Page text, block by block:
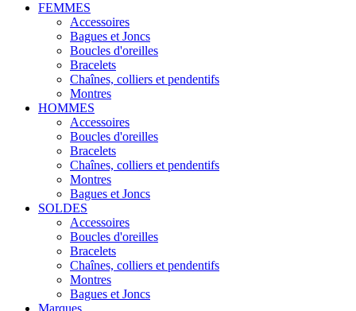
FEMMES
Accessoires
Bagues et Joncs
Boucles d'oreilles
Bracelets
Chaînes, colliers et pendentifs
Montres
HOMMES
Accessoires
Boucles d'oreilles
Bracelets
Chaînes, colliers et pendentifs
Montres
Bagues et Joncs
SOLDES
Accessoires
Boucles d'oreilles
Bracelets
Chaînes, colliers et pendentifs
Montres
Bagues et Joncs
Marques